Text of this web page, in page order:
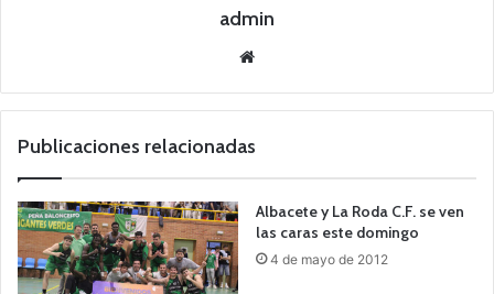
admin
we
Publicaciones relacionadas
Albacete y La Roda C.F. se ven
las caras este domingo
4 de mayo de 2012